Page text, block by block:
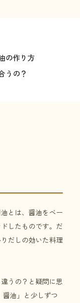
の作り方
うの？
とは、醤油をベー
したものです。だ
だしの効いた料理
うの？と疑問に思
油」と少しずつ